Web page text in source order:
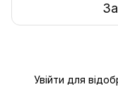
Увійти для